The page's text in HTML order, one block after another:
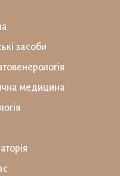
засоби
медицина